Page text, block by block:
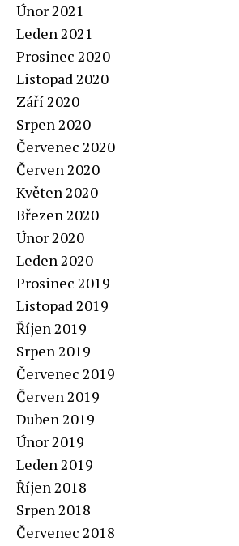
Únor 2021
Leden 2021
Prosinec 2020
Listopad 2020
Září 2020
Srpen 2020
Červenec 2020
Červen 2020
Květen 2020
Březen 2020
Únor 2020
Leden 2020
Prosinec 2019
Listopad 2019
Říjen 2019
Srpen 2019
Červenec 2019
Červen 2019
Duben 2019
Únor 2019
Leden 2019
Říjen 2018
Srpen 2018
Červenec 2018